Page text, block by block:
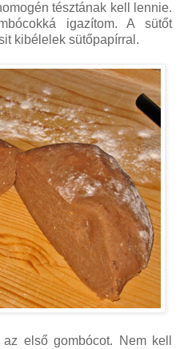
tésztának kell lennie.
igazítom. A sütőt
kibélelek sütőpapírral.
első gombócot. Nem kell